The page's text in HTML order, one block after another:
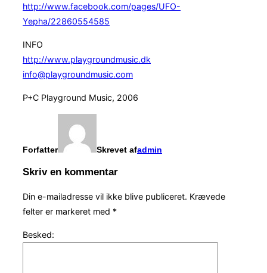
http://www.facebook.com/pages/UFO-
Yepha/22860554585
INFO
http://www.playgroundmusic.dk
info@playgroundmusic.com
P+C Playground Music, 2006
Forfatter Skrevet afadmin
Skriv en kommentar
Din e-mailadresse vil ikke blive publiceret. Krævede
felter er markeret med *
Besked: